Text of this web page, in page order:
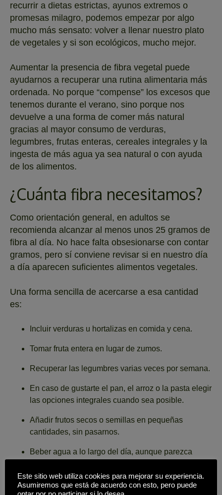
recurrir a dietas estrictas, ayunos extremos o
promesas milagro, podemos empezar por algo
mucho más sensato: volver a llenar nuestro plato
de vegetales y si son ecológicos, mucho mejor.
Aumentar la presencia de fibra vegetal puede
ayudarnos a recuperar una rutina alimentaria más
ordenada. No porque “compense” los excesos que
tenemos durante el verano, sino porque nos
devuelve a una forma de comer más natural
gracias al mayor consumo de verduras,
legumbres, frutas enteras, cereales integrales y la
ingesta de más agua ya sea natural o con ayuda
de los alimentos.
¿Cuánta fibra necesitamos?
Como orientación general, en adultos se
recomienda alcanzar al menos unos 25 gramos de
fibra al día. No hace falta obsesionarse con contar
gramos, pero sí conviene revisar si en nuestro día
a día aparecen suficientes alimentos vegetales.
Una forma sencilla de acercarse a esa cantidad
es:
Incluir verduras u hortalizas en comida y cena.
Tomar fruta entera en lugar de zumos.
Recuperar las legumbres varias veces por semana.
En caso de gustarte el pan, el arroz o la pasta elegir
las opciones integrales cuando sea posible.
Añadir frutos secos o semillas en pequeñas
cantidades, sin pasarnos.
Beber agua a lo largo del día, aunque parezca
La clave está en hacerlo poco a poco. Si una
Este sitio web utiliza cookies para mejorar su experiencia.
Asumiremos que está de acuerdo con esto, pero puede